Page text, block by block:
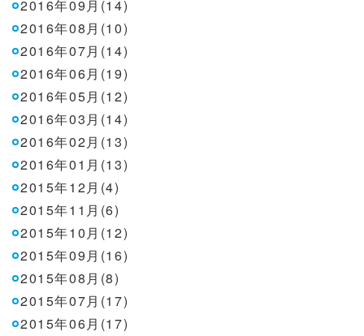
2016年09月(14)
2016年08月(10)
2016年07月(14)
2016年06月(19)
2016年05月(12)
2016年03月(14)
2016年02月(13)
2016年01月(13)
2015年12月(4)
2015年11月(6)
2015年10月(12)
2015年09月(16)
2015年08月(8)
2015年07月(17)
2015年06月(17)